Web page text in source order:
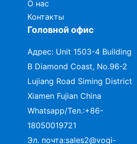
О нас
Контакты
Головной офис
Адрес: Unit 1503-4 Building
B Diamond Coast, No.96-2
Lujiang Road Siming District
Xiamen Fujian China
Whatsapp/Тел.:+86-
18050019721
Эл. почта:sales2@vogi-